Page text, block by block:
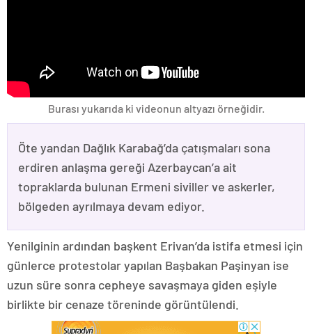
Burası yukarıda ki videonun altyazı örneğidir.
Öte yandan Dağlık Karabağ’da çatışmaları sona
erdiren anlaşma gereği Azerbaycan’a ait
topraklarda bulunan Ermeni siviller ve askerler,
bölgeden ayrılmaya devam ediyor.
Yenilginin ardından başkent Erivan’da istifa etmesi için
günlerce protestolar yapılan Başbakan Paşinyan ise
uzun süre sonra cepheye savaşmaya giden eşiyle
birlikte bir cenaze töreninde görüntülendi.